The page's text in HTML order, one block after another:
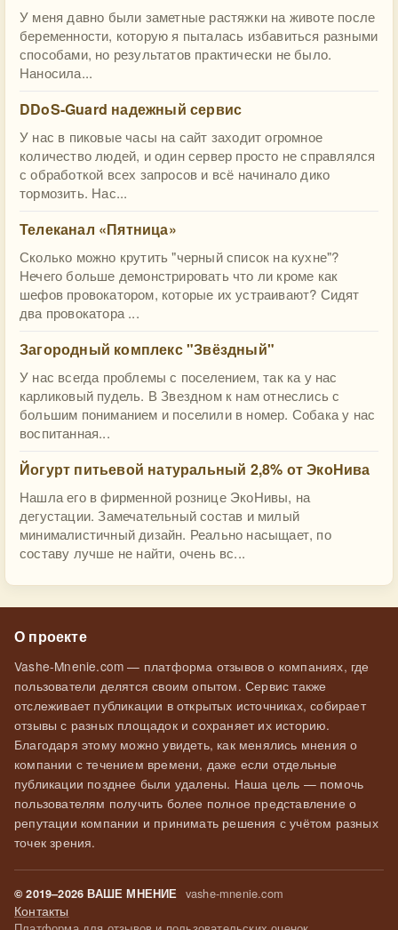
У меня давно были заметные растяжки на животе после
беременности, которую я пыталась избавиться разными
способами, но результатов практически не было.
Наносила...
DDoS-Guard надежный сервис
У нас в пиковые часы на сайт заходит огромное
количество людей, и один сервер просто не справлялся
с обработкой всех запросов и всё начинало дико
тормозить. Нас...
Телеканал «Пятница»
Сколько можно крутить "черный список на кухне"?
Нечего больше демонстрировать что ли кроме как
шефов провокатором, которые их устраивают? Сидят
два провокатора ...
Загородный комплекс "Звёздный"
У нас всегда проблемы с поселением, так ка у нас
карликовый пудель. В Звездном к нам отнеслись с
большим пониманием и поселили в номер. Собака у нас
воспитанная...
Йогурт питьевой натуральный 2,8% от ЭкоНива
Нашла его в фирменной рознице ЭкоНивы, на
дегустации. Замечательный состав и милый
минималистичный дизайн. Реально насыщает, по
составу лучше не найти, очень вс...
О проекте
Vashe-Mnenie.com — платформа отзывов о компаниях, где
пользователи делятся своим опытом. Сервис также
отслеживает публикации в открытых источниках, собирает
отзывы с разных площадок и сохраняет их историю.
Благодаря этому можно увидеть, как менялись мнения о
компании с течением времени, даже если отдельные
публикации позднее были удалены. Наша цель — помочь
пользователям получить более полное представление о
репутации компании и принимать решения с учётом разных
точек зрения.
© 2019–2026 ВАШЕ МНЕНИЕ vashe-mnenie.com
Контакты